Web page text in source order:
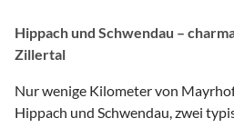
Hippach und Schwendau –
Zillertal
Nur wenige Kilometer von
Hippach und Schwendau, zwei